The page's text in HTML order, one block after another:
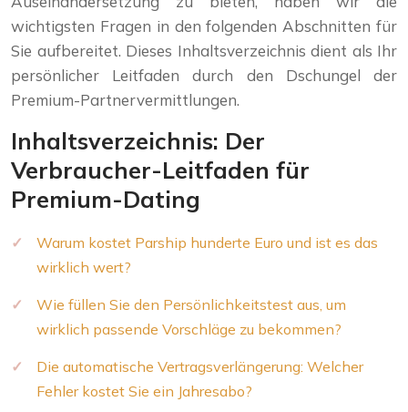
wichtigsten Fragen in den folgenden Abschnitten für
Sie aufbereitet. Dieses Inhaltsverzeichnis dient als Ihr
persönlicher Leitfaden durch den Dschungel der
Premium-Partnervermittlungen.
Inhaltsverzeichnis: Der
Verbraucher-Leitfaden für
Premium-Dating
Warum kostet Parship hunderte Euro und ist es das
wirklich wert?
Wie füllen Sie den Persönlichkeitstest aus, um
wirklich passende Vorschläge zu bekommen?
Die automatische Vertragsverlängerung: Welcher
Fehler kostet Sie ein Jahresabo?